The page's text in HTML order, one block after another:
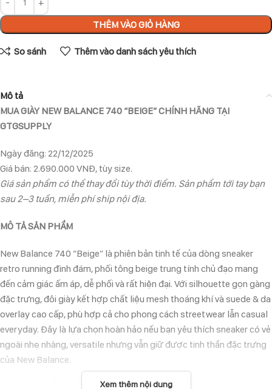
THÊM VÀO GIỎ HÀNG
So sánh Thêm vào danh sách yêu thích
Mô tả
MUA GIÀY NEW BALANCE 740 “BEIGE” CHÍNH HÃNG TẠI
GTGSUPPLY
Ngày đăng: 22/12/2025
Giá bán: 2.690.000 VNĐ, tùy size.
Giá sản phẩm có thể thay đổi tùy thời điểm. Sản phẩm tới tay bạn
sau 2–3 tuần, miễn phí ship nội địa.
MÔ TẢ SẢN PHẨM
New Balance 740 “Beige” là phiên bản tinh tế của dòng sneaker
retro running đình đám, phối tông beige trung tính chủ đạo mang
đến cảm giác ấm áp, dễ phối và rất hiện đại. Với silhouette gọn gàng
đặc trưng, đôi giày kết hợp chất liệu mesh thoáng khí và suede & da
overlay cao cấp, phù hợp cả cho phong cách streetwear lẫn casual
everyday. Đây là lựa chọn hoàn hảo nếu bạn yêu thích sneaker có vẻ
ngoài nhẹ nhàng, versatile nhưng vẫn giữ được tinh thần đặc trưng
của New Balance.
Xem thêm nội dung